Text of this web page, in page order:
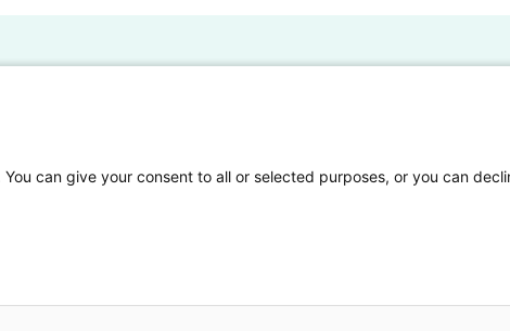
Veelgestelde vragen
Lectoren
can give your consent to all or selected purposes, or you can